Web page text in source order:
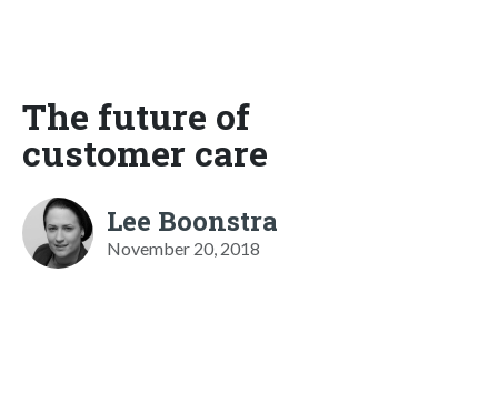
The future of
customer care
Lee Boonstra
November 20, 2018